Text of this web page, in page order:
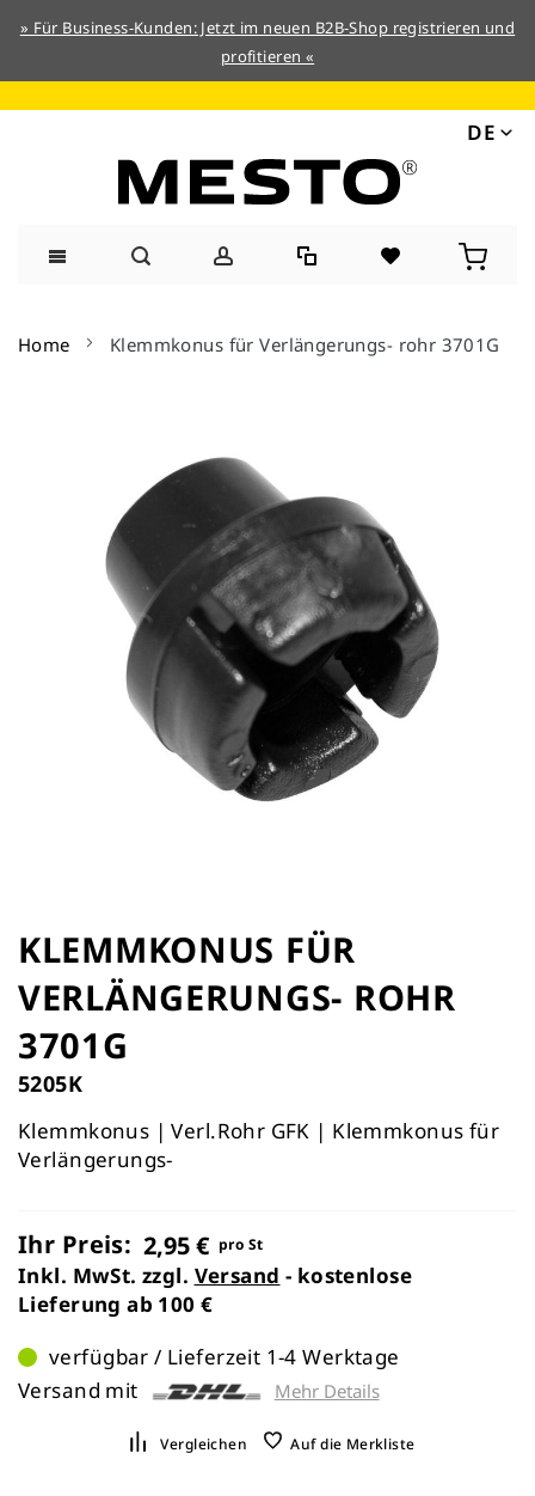
» Für Business-Kunden: Jetzt im neuen B2B-Shop registrieren und
profitieren «
DE
Inhalt
Home Klemmkonus für Verlängerungs- rohr 3701G
Bildergalerie
Anfang
der
Bildergalerie
springen
KLEMMKONUS FÜR
VERLÄNGERUNGS- ROHR
3701G
5205K
Klemmkonus | Verl.Rohr GFK | Klemmkonus für
Verlängerungs-
Ihr Preis: 2,95 € pro St
Inkl. MwSt. zzgl. Versand - kostenlose
Lieferung ab 100 €
verfügbar / Lieferzeit 1-4 Werktage
Versand mit
Mehr Details
Vergleichen Auf die Merkliste